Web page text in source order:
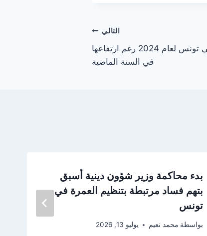
التالي
انخفاض أرباح البنوك الإسلامية في تونس لعام 2024 رغم ارتفاعها
في السنة الماضية
بدء محاكمة وزير شؤون دينية أسبق
بتهم فساد مرتبطة بتنظيم العمرة في
تونس
بواسطة محمد نعيم يوليو 13, 2026